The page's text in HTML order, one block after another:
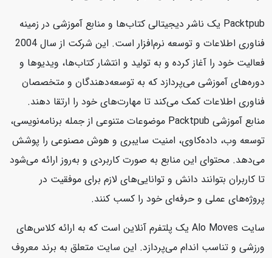
Packtpub یک ناشر دیجیتالی کتاب‌ها و منابع آموزشی در زمینه
فناوری اطلاعات و توسعه نرم‌افزار است. این شرکت از سال 2004
فعالیت خود را آغاز کرده و به تولید و انتشار کتاب‌ها، ویدیوها و
دوره‌های آموزشی می‌پردازد که به توسعه‌دهندگان و متخصصان
فناوری اطلاعات کمک می‌کند تا مهارت‌های خود را ارتقا دهند.
منابع آموزشی Packtpub موضوعات متنوعی از جمله برنامه‌نویسی،
توسعه وب، داده‌کاوی، امنیت سایبری و هوش مصنوعی را پوشش
می‌دهد. محتوای این منابع به صورت کاربردی و به‌روز ارائه می‌شود
تا کاربران بتوانند دانش و توانایی‌های لازم برای موفقیت در
پروژه‌های عملی و حرفه‌ای خود را کسب کنند.
سایت Alo Moves یک پلتفرم آنلاین است که به ارائه کلاس‌های
ورزشی و تناسب اندام می‌پردازد. این سایت متعلق به برند معروف